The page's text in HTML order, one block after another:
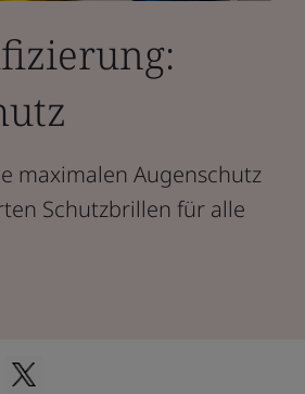
maximalen Augenschutz
Schutzbrillen für alle